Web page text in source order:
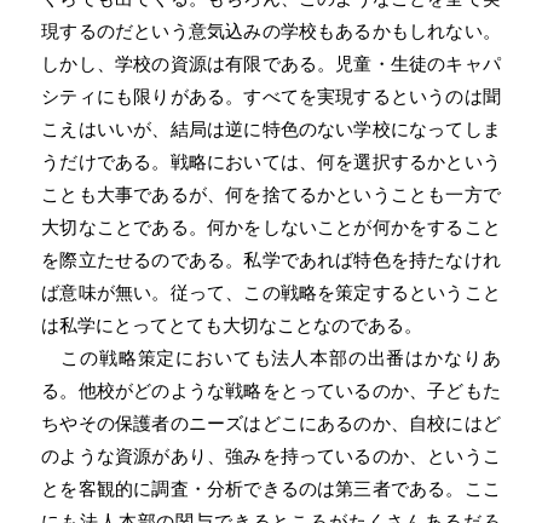
現するのだという意気込みの学校もあるかもしれない。
しかし、学校の資源は有限である。児童・生徒のキャパ
シティにも限りがある。すべてを実現するというのは聞
こえはいいが、結局は逆に特色のない学校になってしま
うだけである。戦略においては、何を選択するかという
ことも大事であるが、何を捨てるかということも一方で
大切なことである。何かをしないことが何かをすること
を際立たせるのである。私学であれば特色を持たなけれ
ば意味が無い。従って、この戦略を策定するということ
は私学にとってとても大切なことなのである。
この戦略策定においても法人本部の出番はかなりあ
る。他校がどのような戦略をとっているのか、子どもた
ちやその保護者のニーズはどこにあるのか、自校にはど
のような資源があり、強みを持っているのか、というこ
とを客観的に調査・分析できるのは第三者である。ここ